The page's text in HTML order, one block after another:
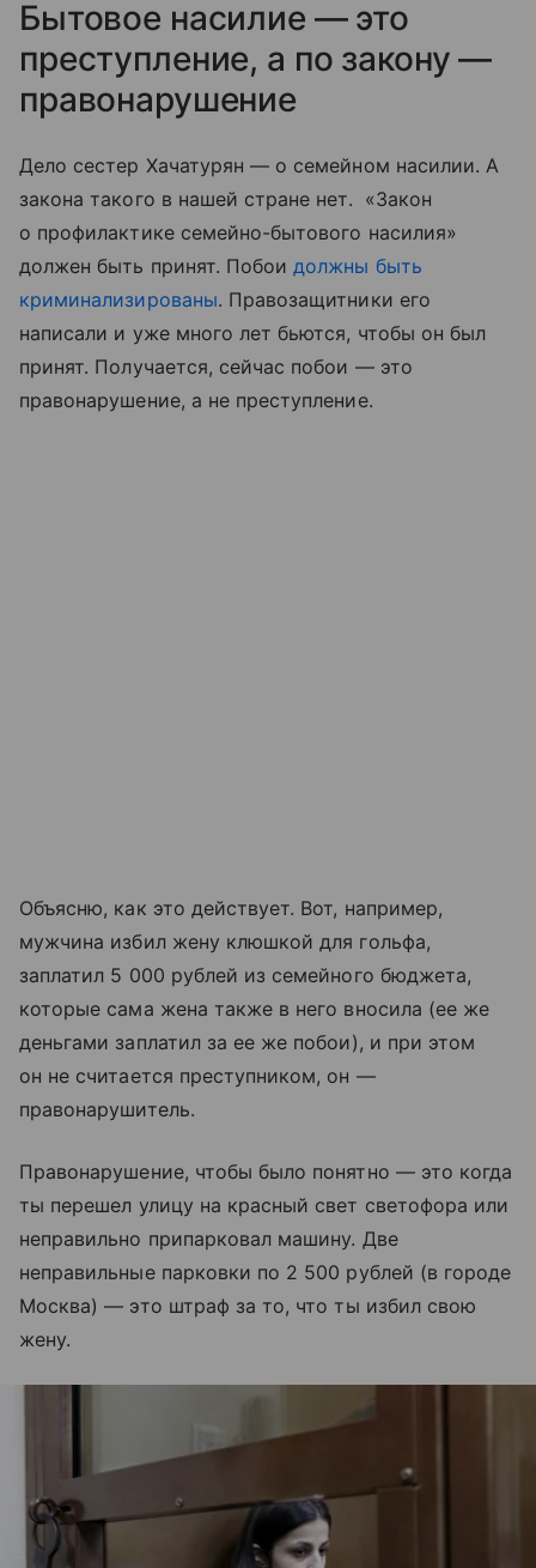
Бытовое насилие — это
преступление, а по закону —
правонарушение
Дело сестер Хачатурян — о семейном насилии. А
закона такого в нашей стране нет. «Закон
о профилактике семейно-бытового насилия»
должен быть принят. Побоидолжны быть
криминализированы. Правозащитники его
написали и уже много лет бьются, чтобы он был
принят. Получается, сейчас побои — это
правонарушение, а не преступление.
Объясню, как это действует. Вот, например,
мужчина избил жену клюшкой для гольфа,
заплатил 5 000 рублей из семейного бюджета,
которые сама жена также в него вносила (ее же
деньгами заплатил за ее же побои), и при этом
он не считается преступником, он —
правонарушитель.
Правонарушение, чтобы было понятно — это когда
ты перешел улицу на красный свет светофора или
неправильно припарковал машину. Две
неправильные парковки по 2 500 рублей (в городе
Москва) — это штраф за то, что ты избил свою
жену.